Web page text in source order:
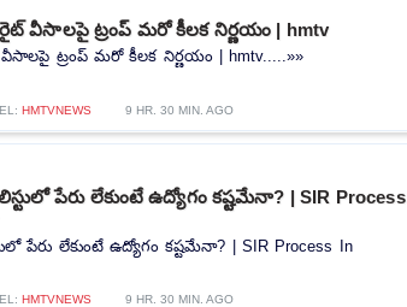
రైట్ వీసాలపై ట్రంప్ మరో కీలక నిర్ణయం | hmtv
వీసాలపై ట్రంప్ మరో కీలక నిర్ణయం | hmtv.....»»
HMTVNEWS 9 HR. 30 MIN. AGO
పేరు లేకుంటే ఉద్యోగం కష్టమేనా? | SIR Process
పేరు లేకుంటే ఉద్యోగం కష్టమేనా? | SIR Process In
HMTVNEWS 9 HR. 30 MIN. AGO